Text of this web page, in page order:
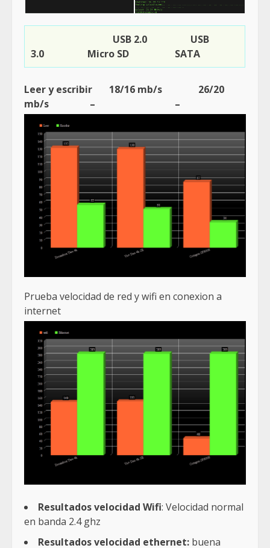
USB 2.0 USB
3.0 Micro SD SATA
Leer y escribir 18/16 mb/s 26/20
mb/s – –
Prueba velocidad de red y wifi en conexion a
internet
Resultados velocidad Wifi: Velocidad normal
en banda 2.4 ghz
Resultados velocidad ethernet: buena